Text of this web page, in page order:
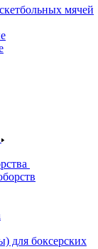
мячей
для боксерских